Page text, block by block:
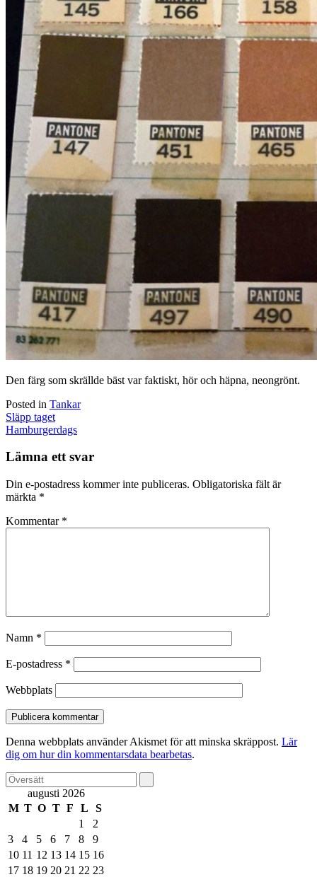
Den färg som skrällde bäst var faktiskt, hör och häpna, neongrönt.
Posted in Tankar
Post
navigation
Släpp taget
Hamburgerdags
Lämna ett svar
Din e-postadress kommer inte publiceras. Obligatoriska fält är
märkta *
Kommentar *
Namn *
E-postadress *
Webbplats
Denna webbplats använder Akismet för att minska skräppost. Lär
dig om hur din kommentarsdata bearbetas.
augusti 2026
M T O T F L
S
1
2
3
4 5 6 7 8
9
10 11 12 13 14 15 16
17 18 19 20 21 22 23